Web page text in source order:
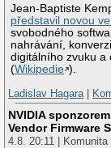
Jean-Baptiste
představil novou
svobodného
nahrávání,
digitálního zvuku a
(Wikipedie ).
Ladislav Hagara|
NVIDIA
Vendor Firmware
4.8. 20:11 | Komunita